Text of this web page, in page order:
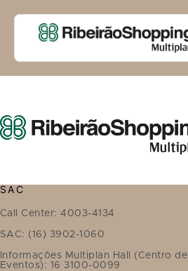
SAC
Call Center: 4003-4134
SAC: (16) 3902-1060
Informações Multiplan Hall (Centro de
Eventos): 16 3100-0099